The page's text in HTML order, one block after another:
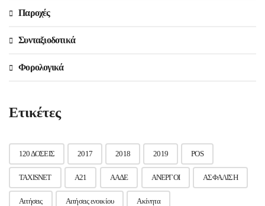
Παροχές
Συνταξιοδοτικά
Φορολογικά
Ετικέτες
120 ΔΟΣΕΙΣ 2017 2018 2019 POS
TAXISNET Α21 ΑΑΔΕ ΑΝΕΡΓΟΙ ΑΣΦΑΛΙΣΗ
Αιτήσεις Αιτήσεις ενοικίου Ακίνητα